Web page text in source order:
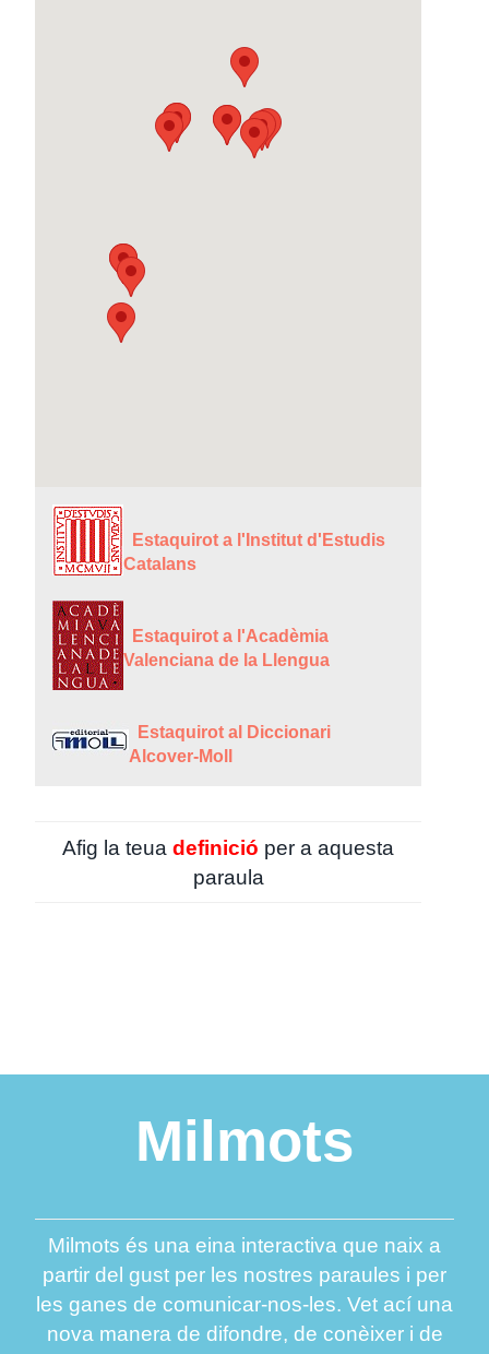
Estaquirot a l'Institut d'Estudis
Catalans
Estaquirot a l'Acadèmia
Valenciana de la Llengua
Estaquirot al Diccionari
Alcover-Moll
Afig la teua definició per a aquesta
paraula
Milmots
Milmots és una eina interactiva que naix a
partir del gust per les nostres paraules i per
les ganes de comunicar-nos-les. Vet ací una
nova manera de difondre, de conèixer i de